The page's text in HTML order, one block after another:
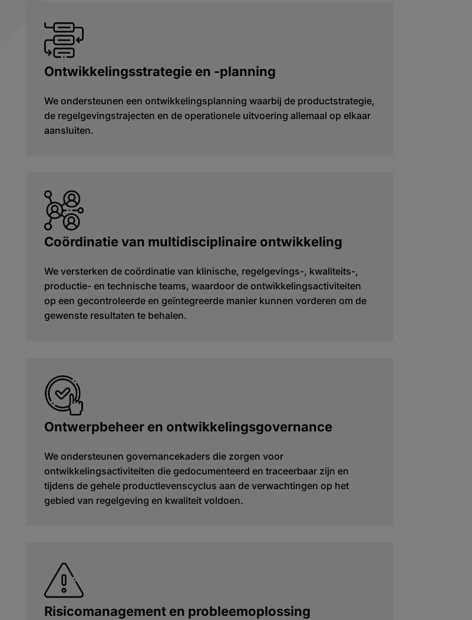
Ontwikkelingsstrategie en -planning
We ondersteunen een ontwikkelingsplanning waarbij de productstrategie,
de regelgevingstrajecten en de operationele uitvoering allemaal op elkaar
aansluiten.
Coördinatie van multidisciplinaire ontwikkeling
We versterken de coördinatie van klinische, regelgevings-, kwaliteits-,
productie- en technische teams, waardoor de ontwikkelingsactiviteiten
op een gecontroleerde en geïntegreerde manier kunnen vorderen om de
gewenste resultaten te behalen.
Ontwerpbeheer en ontwikkelingsgovernance
We ondersteunen governancekaders die zorgen voor
ontwikkelingsactiviteiten die gedocumenteerd en traceerbaar zijn en
tijdens de gehele productlevenscyclus aan de verwachtingen op het
gebied van regelgeving en kwaliteit voldoen.
Risicomanagement en probleemoplossing